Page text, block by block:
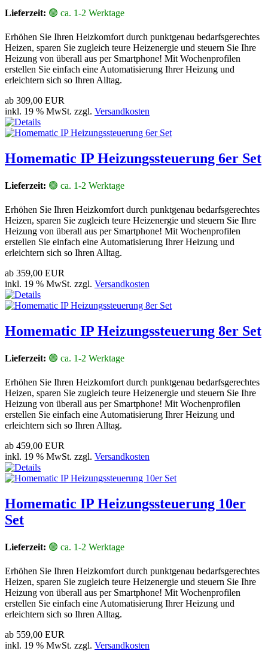
Lieferzeit: 🟢 ca. 1-2 Werktage
Erhöhen Sie Ihren Heizkomfort durch punktgenau bedarfsgerechtes
Heizen, sparen Sie zugleich teure Heizenergie und steuern Sie Ihre
Heizung von überall aus per Smartphone! Mit Wochenprofilen
erstellen Sie einfach eine Automatisierung Ihrer Heizung und
erleichtern sich so Ihren Alltag.
ab 309,00 EUR
inkl. 19 % MwSt. zzgl. Versandkosten
Homematic IP Heizungssteuerung 6er Set
Lieferzeit: 🟢 ca. 1-2 Werktage
Erhöhen Sie Ihren Heizkomfort durch punktgenau bedarfsgerechtes
Heizen, sparen Sie zugleich teure Heizenergie und steuern Sie Ihre
Heizung von überall aus per Smartphone! Mit Wochenprofilen
erstellen Sie einfach eine Automatisierung Ihrer Heizung und
erleichtern sich so Ihren Alltag.
ab 359,00 EUR
inkl. 19 % MwSt. zzgl. Versandkosten
Homematic IP Heizungssteuerung 8er Set
Lieferzeit: 🟢 ca. 1-2 Werktage
Erhöhen Sie Ihren Heizkomfort durch punktgenau bedarfsgerechtes
Heizen, sparen Sie zugleich teure Heizenergie und steuern Sie Ihre
Heizung von überall aus per Smartphone! Mit Wochenprofilen
erstellen Sie einfach eine Automatisierung Ihrer Heizung und
erleichtern sich so Ihren Alltag.
ab 459,00 EUR
inkl. 19 % MwSt. zzgl. Versandkosten
Homematic IP Heizungssteuerung 10er
Set
Lieferzeit: 🟢 ca. 1-2 Werktage
Erhöhen Sie Ihren Heizkomfort durch punktgenau bedarfsgerechtes
Heizen, sparen Sie zugleich teure Heizenergie und steuern Sie Ihre
Heizung von überall aus per Smartphone! Mit Wochenprofilen
erstellen Sie einfach eine Automatisierung Ihrer Heizung und
erleichtern sich so Ihren Alltag.
ab 559,00 EUR
inkl. 19 % MwSt. zzgl. Versandkosten